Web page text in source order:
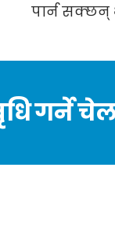
पार्न सक्छन्
गर्ने